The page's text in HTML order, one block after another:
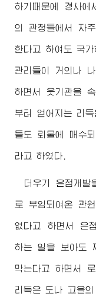
하기때문에 경사에
의 관청들에서 자
한다고 하여도 국
관리들이 거의나
하면서 웃기관을
부터 얻어지는 리득
들도 뢰물에 매수
라고 하였다.
더우기 은점개
로 부임되여온 관
없다고 하면서 은
하는 일을 보아도
막는다고 하면서
리득은 도나 고을